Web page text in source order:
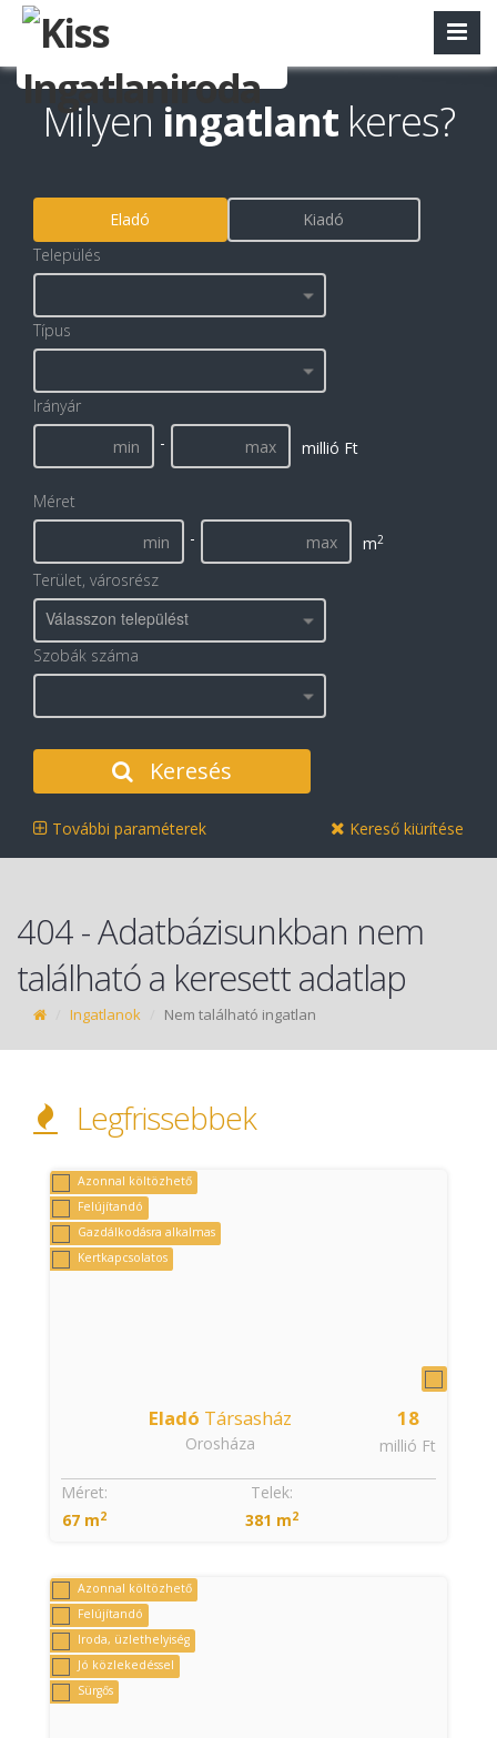
Milyen ingatlant keres?
Eladó
Kiadó
Település
Típus
Irányár
-
millió Ft
Méret
-
m2
Terület, városrész
Válasszon települést
Szobák száma
Keresés
További paraméterek Kereső kiürítése
404 - Adatbázisunkban nem
található a keresett adatlap
Ingatlanok Nem található ingatlan
Legfrissebbek
Azonnal költözhető
Felújítandó
Gazdálkodásra alkalmas
Kertkapcsolatos
18
millió Ft
Eladó Társasház
Orosháza
Méret:
67 m2
Telek:
381 m2
Azonnal költözhető
Felújítandó
Iroda, üzlethelyiség
Jó közlekedéssel
Sürgős